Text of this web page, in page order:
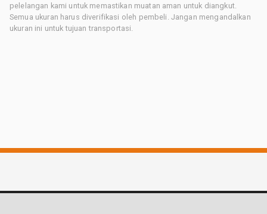
pelelangan kami untuk memastikan muatan aman untuk diangkut.
Semua ukuran harus diverifikasi oleh pembeli. Jangan mengandalkan
ukuran ini untuk tujuan transportasi.